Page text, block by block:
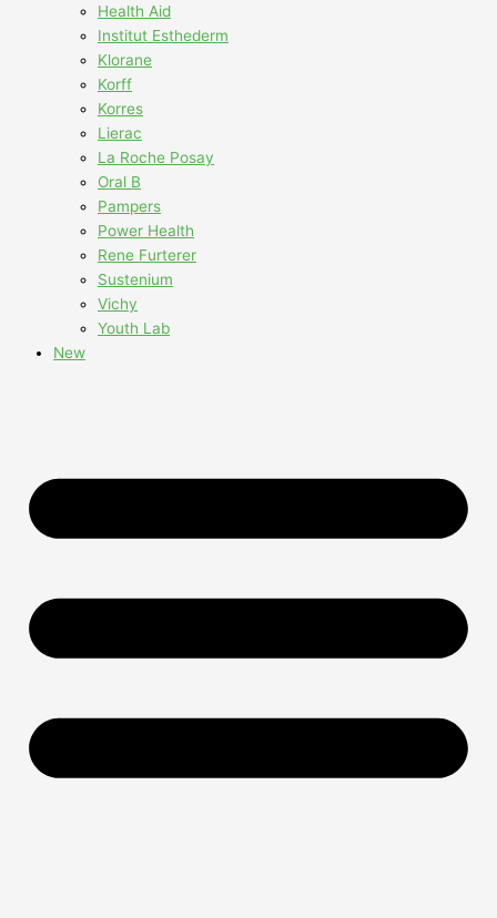
Health Aid
Institut Esthederm
Klorane
Korff
Korres
Lierac
La Roche Posay
Oral B
Pampers
Power Health
Rene Furterer
Sustenium
Vichy
Youth Lab
New